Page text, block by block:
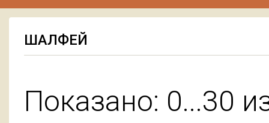
ШАЛФЕЙ
Показано: 0...30